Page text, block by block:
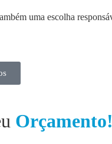
uma escolha
Orçamento!